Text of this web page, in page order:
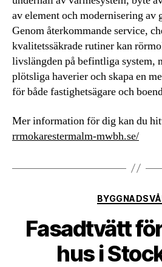
av element och modernisering av
Genom återkommande service,
kvalitetssäkrade rutiner kan
livslängden på befintliga system,
plötsliga haverier och skapa en
för både fastighetsägare och
Mer information för dig kan du
rrmokarestermalm-mwbh.se/
Fasadtvätt
hus i